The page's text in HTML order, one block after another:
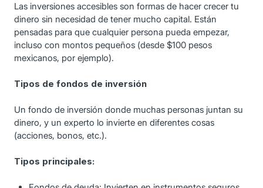
Las inversiones accesibles son formas de hacer crecer tu
dinero sin necesidad de tener mucho capital. Están
pensadas para que cualquier persona pueda empezar,
incluso con montos pequeños (desde $100 pesos
mexicanos, por ejemplo).
Tipos de fondos de inversión
Un fondo de inversión donde muchas personas juntan su
dinero, y un experto lo invierte en diferentes cosas
(acciones, bonos, etc.).
Tipos principales: